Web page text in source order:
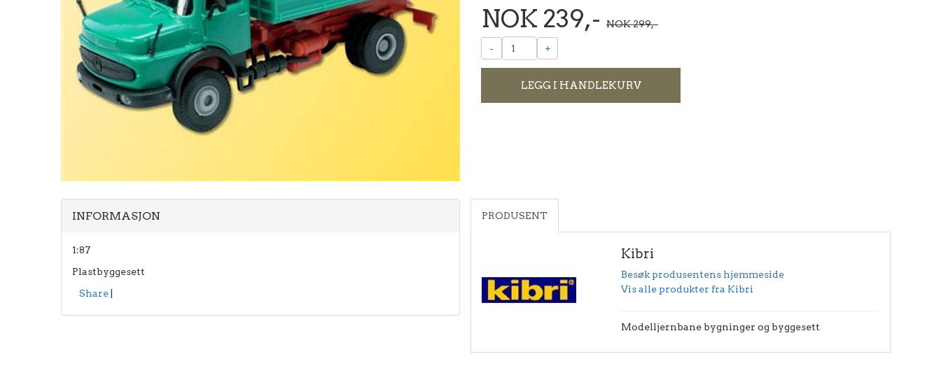
NOK 239,- NOK 299,-
- +
LEGG I HANDLEKURV
INFORMASJON
1:87
Plastbyggesett
Share
PRODUSENT
Kibri
Besøk produsentens hjemmeside
Vis alle produkter fra Kibri
Modelljernbane bygninger og byggesett